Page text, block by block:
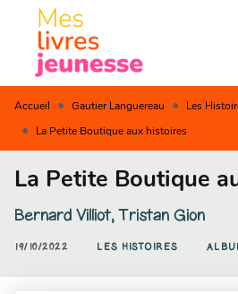
MENU
PIED DE PAGE
Accueil • Gautier Languereau • Les
• La Petite Boutique aux histoires
La Petite Boutique
Bernard Villiot,Tristan Gion
19/10/2022 LES HISTOIRES